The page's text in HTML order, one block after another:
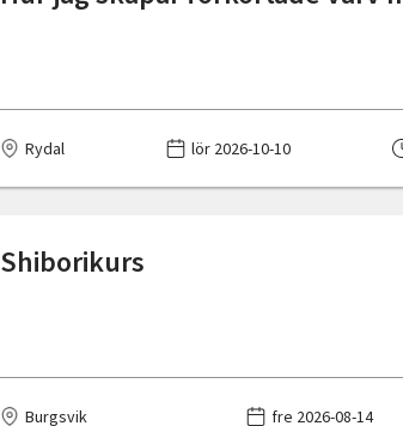
Rydal lör 2026-10-10
Shiborikurs
Burgsvik fre 2026-08-14